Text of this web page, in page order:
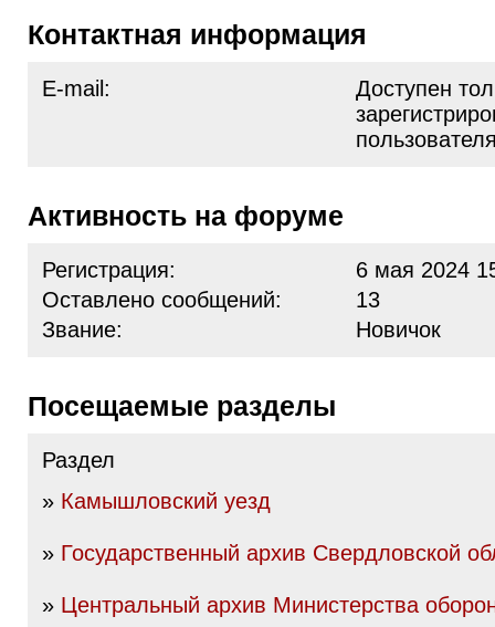
Контактная информация
E-mail:
Доступен
Активность на форуме
Регистрация:
6 мая 2024
Оставлено сообщений:
13
Звание:
Новичок
Посещаемые разделы
Раздел
» Камышловский уезд
» Государственный архив Свердловской
» Центральный архив Министерства